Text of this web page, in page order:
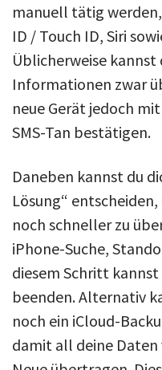
manuell tätig
ID / Touch ID, Siri
Üblicherweise kannst
Informationen zwar
neue Gerät jedoch
SMS-Tan bestätigen.
Daneben kannst du
Lösung“
noch schneller zu
iPhone-Suche,
diesem Schritt
beenden. Alternativ
noch ein iCloud-
damit all deine